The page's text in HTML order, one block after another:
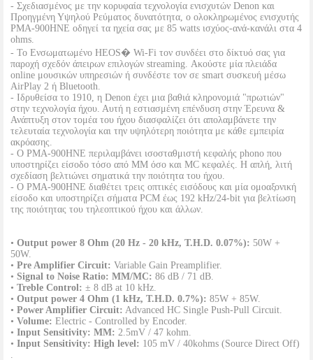
- Σχεδιασμένος με την κορυφαία τεχνολογία ενισχυτών Denon και
Προηγμένη Υψηλού Ρεύματος δυνατότητα, ο ολοκληρωμένος ενισχυτής
PMA-900HNE οδηγεί τα ηχεία σας με 85 watts ισχύος-ανά-κανάλι στα 4
ohms.
- Το Ενσωματωμένο HEOS� Wi-Fi τον συνδέει στο δίκτυό σας για
παροχή σχεδόν άπειρων επιλογών streaming. Ακούστε μία πλειάδα
online μουσικών υπηρεσιών ή συνδέστε τον σε smart συσκευή μέσω
AirPlay 2 ή Bluetooth.
- Ιδρυθείσα το 1910, η Denon έχει μια βαθιά κληρονομιά "πρωτιών"
στην τεχνολογία ήχου. Αυτή η εστιασμένη επένδυση στην Έρευνα &
Ανάπτυξη στον τομέα του ήχου διασφαλίζει ότι απολαμβάνετε την
τελευταία τεχνολογία και την υψηλότερη ποιότητα με κάθε εμπειρία
ακρόασης.
- Ο PMA-900HNE περιλαμβάνει ισοσταθμιστή κεφαλής phono που
υποστηρίζει είσοδο τόσο από MM όσο και MC κεφαλές. Η απλή, λιτή
σχεδίαση βελτιώνει σηματικά την ποιότητα του ήχου.
- Ο PMA-900HNE διαθέτει τρεις οπτικές εισόδους και μία ομοαξονική
είσοδο και υποστηρίζει σήματα PCM έως 192 kHz/24-bit για βελτίωση
της ποιότητας του τηλεοπτικού ήχου και άλλων.
• Output power 8 Ohm (20 Hz - 20 kHz, T.H.D. 0.07%): 50W +
50W.
• Pre Amplifier Circuit: Variable Gain Preamplifier.
• Signal to Noise Ratio: MM/MC: 86 dB / 71 dB.
• Treble Control: ± 8 dB at 10 kHz.
• Output power 4 Ohm (1 kHz, T.H.D. 0.7%): 85W + 85W.
• Power Amplifier Circuit: Advanced HC Single Push-Pull Circuit.
• Volume: Electric - Controlled by Encoder.
• Input Sensitivity: MM: 2.5mV / 47 kohm.
• Input Sensitivity: High level: 105 mV / 40kohms (Source Direct Off)
.